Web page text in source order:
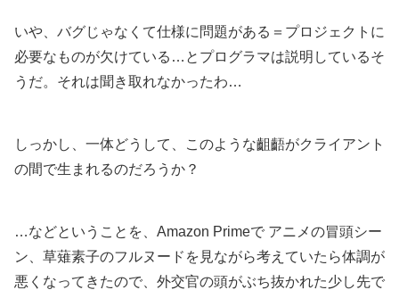
いや、バグじゃなくて仕様に問題がある＝プロジェクトに
必要なものが欠けている…とプログラマは説明しているそ
うだ。それは聞き取れなかったわ…
しっかし、一体どうして、このような齟齬がクライアント
の間で生まれるのだろうか？
…などということを、Amazon Primeで アニメの冒頭シー
ン、草薙素子のフルヌードを見ながら考えていたら体調が
悪くなってきたので、外交官の頭がぶち抜かれた少し先で